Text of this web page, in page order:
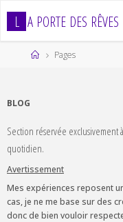
L A PORTE DES RÊVES
HomePages
BLOG
Section réservée exclusivement
quotidien.
Avertissement
Mes expériences reposent
cas, je ne me base sur des
donc de bien vouloir